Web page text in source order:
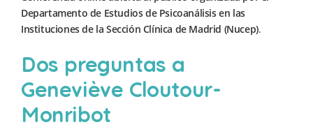
Departamento de Estudios de Psicoanálisis en las
Instituciones de la Sección Clínica de Madrid (Nucep).
Dos preguntas a
Geneviève Cloutour-
Monribot